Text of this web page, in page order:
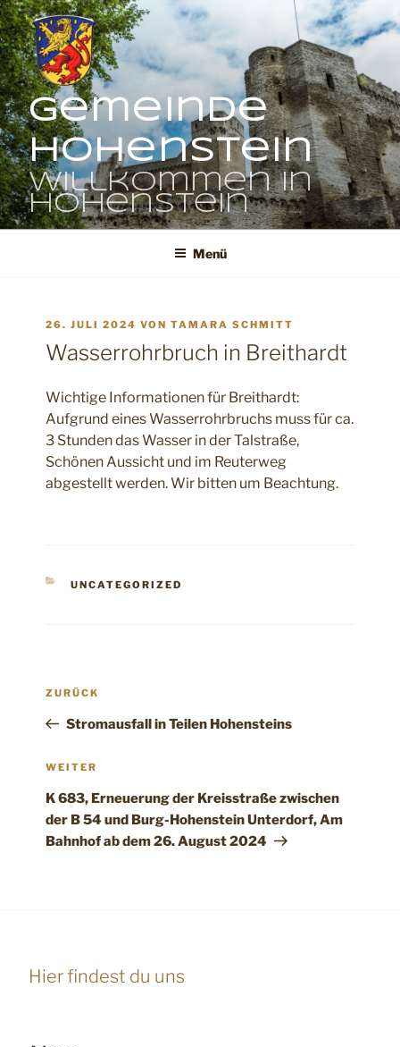
Zum
Inhalt
springen
Gemeinde
Hohenstein
Willkommen in
Hohenstein
Menü
VERÖFFENTLICHT
AM
26. JULI 2024 VONTAMARA SCHMITT
Wasserrohrbruch in Breithardt
Wichtige Informationen für Breithardt:
Aufgrund eines Wasserrohrbruchs muss für ca.
3 Stunden das Wasser in der Talstraße,
Schönen Aussicht und im Reuterweg
abgestellt werden. Wir bitten um Beachtung.
KATEGORIEN
UNCATEGORIZED
Vorheriger
ZURÜCK
Stromausfall in Teilen Hohensteins
Nächster
WEITER
K 683, Erneuerung der Kreisstraße zwischen
der B 54 und Burg-Hohenstein Unterdorf, Am
Bahnhof ab dem 26. August 2024
Hier findest du uns